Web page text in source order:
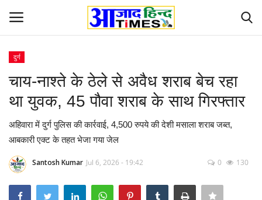
Home
ओडिशा
Contact
देश-विदेश
दुर्ग
चाय-नाश्ते के ठेले से अवैध शराब बेच रहा
था युवक, 45 पौवा शराब के साथ गिरफ्तार
अहिवारा में दुर्ग पुलिस की कार्रवाई, 4,500 रुपये की देशी मसाला शराब जब्त,
आबकारी एक्ट के तहत भेजा गया जेल
Santosh Kumar Jul 6, 2026 - 19:42 0 130